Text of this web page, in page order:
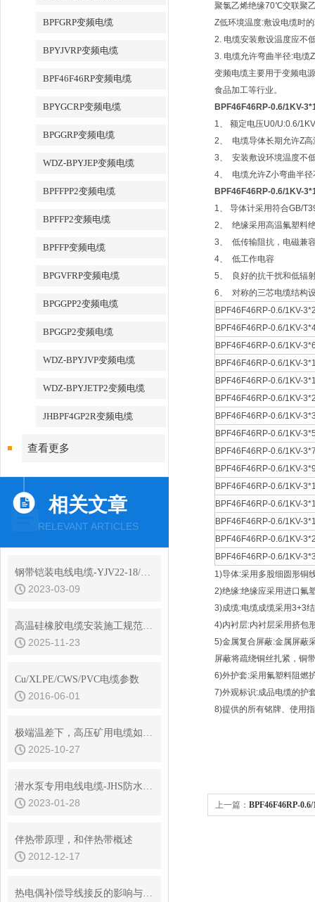
BPFGRP变频电缆
BPYJVRP变频电缆
BPF46F46RP变频电缆
BPYGCRP变频电缆
BPGGRP变频电缆
WDZ-BPYJEP变频电缆
BPFFPP2变频电缆
BPFFP2变频电缆
BPFFP变频电缆
BPGVFRP变频电缆
BPGGPP2变频电缆
BPGGP2变频电缆
WDZ-BPYJVP变频电缆
WDZ-BPYJETP2变频电缆
JHBPF4GP2R变频电缆
查看更多
相关文章
RELEVANT ARTICLES
钢带铠装电线电缆-YJV22-18/30KV高压电缆
2023-03-09
高温硅橡胶电缆安装施工规范与技巧
2025-11-23
Cu/XLPE/CWS/PVC电缆参数
2016-06-01
极端温差下，高压矿用电缆如何安全“输电”？
2025-10-27
潜水泵专用电线电缆-JHS防水电缆
2023-01-28
伴热带原理，和伴热带概述
2012-12-17
热电偶补偿导线接反的影响与解决方法
聚氯乙烯绝缘70℃交联聚
Z低环境温度:敷设电缆时
2. 电缆安装敷设温度应不
3. 电缆允许弯曲半径:电缆
变频电缆主要用于变频电
食品加工等行业。
BPF46F46RP-0.6/1KV-
1、 额定电压U0/U:0.6/
2、 电缆导体长期允许Z
3、 安装敷设环境温度不
4、 电缆允许Z小弯曲半
BPF46F46RP-0.6/1KV-
1、 导体计采用符合GB/
2、 绝缘采用高温氟塑料
3、 低传输阻抗，电磁兼
4、 低工作电容
5、 良好的抗干扰和低辐
6、 对称的三芯电缆结构
BPF46F46RP-0.6/1KV-
BPF46F46RP-0.6/1KV-
BPF46F46RP-0.6/1KV-
BPF46F46RP-0.6/1KV-
BPF46F46RP-0.6/1KV-
BPF46F46RP-0.6/1KV-
BPF46F46RP-0.6/1KV-
BPF46F46RP-0.6/1KV-
BPF46F46RP-0.6/1KV-
BPF46F46RP-0.6/1KV-
BPF46F46RP-0.6/1KV-
BPF46F46RP-0.6/1KV-
BPF46F46RP-0.6/1KV-
BPF46F46RP-0.6/1KV-
BPF46F46RP-0.6/1KV-
1)导体:采用多股细圆形铜
2)绝缘:绝缘应采用进口氟
3)成缆:电缆成缆采用3+3
4)内衬层:内衬层采用挤包
5)金属复合屏蔽:金属屏蔽
屏蔽将疏绕铜丝扎紧，铜
6)外护套:采用氟塑料阻燃
7)外观标识:成品电缆的护
8)提供的所有铭牌、使用
上一篇： BPF46F46RP-